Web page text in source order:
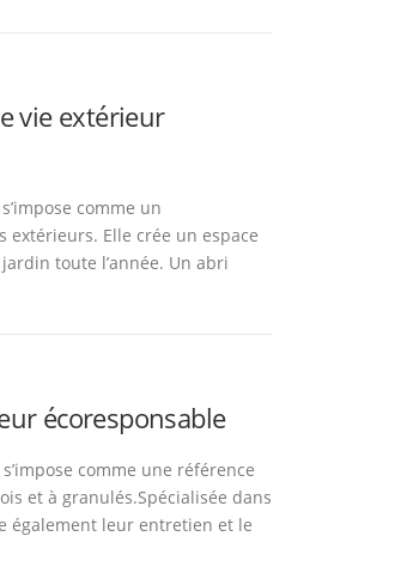
vie extérieur
comme un
Elle crée un espace
toute l’année. Un abri
écoresponsable
comme une référence
et à granulés.Spécialisée dans
également leur entretien et le